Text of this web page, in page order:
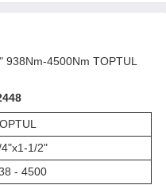
938Nm-4500Nm TOPTUL
1/2"
- 4500